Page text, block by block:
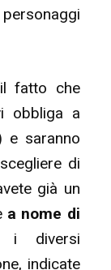
fatto che
obbliga a
e saranno
di
già un
a nome di
i diversi
indicate